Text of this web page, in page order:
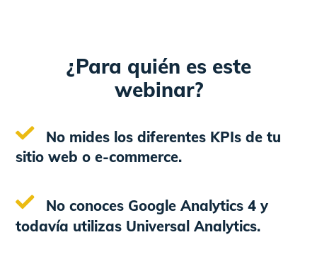
¿Para quién es este
webinar?
No mides los diferentes KPIs de tu
sitio web o e-commerce.
No conoces Google Analytics 4 y
todavía utilizas Universal Analytics.